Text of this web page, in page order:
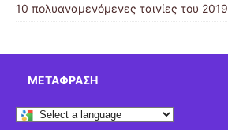
10 πολυαναμενόμενες ταινίες του 2019
ΜΕΤΆΦΡΑΣΗ